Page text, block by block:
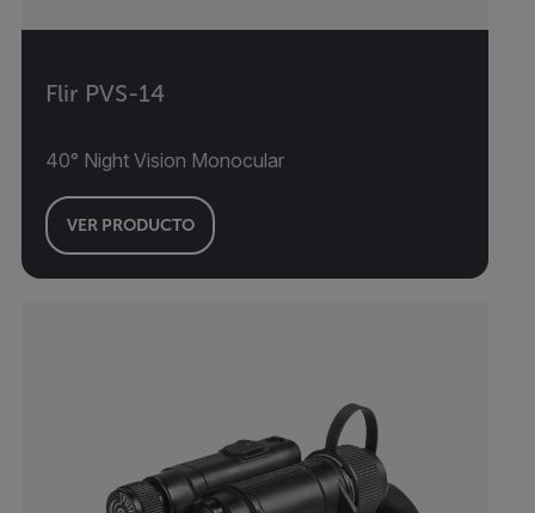
Flir PVS-14
40° Night Vision Monocular
VER PRODUCTO